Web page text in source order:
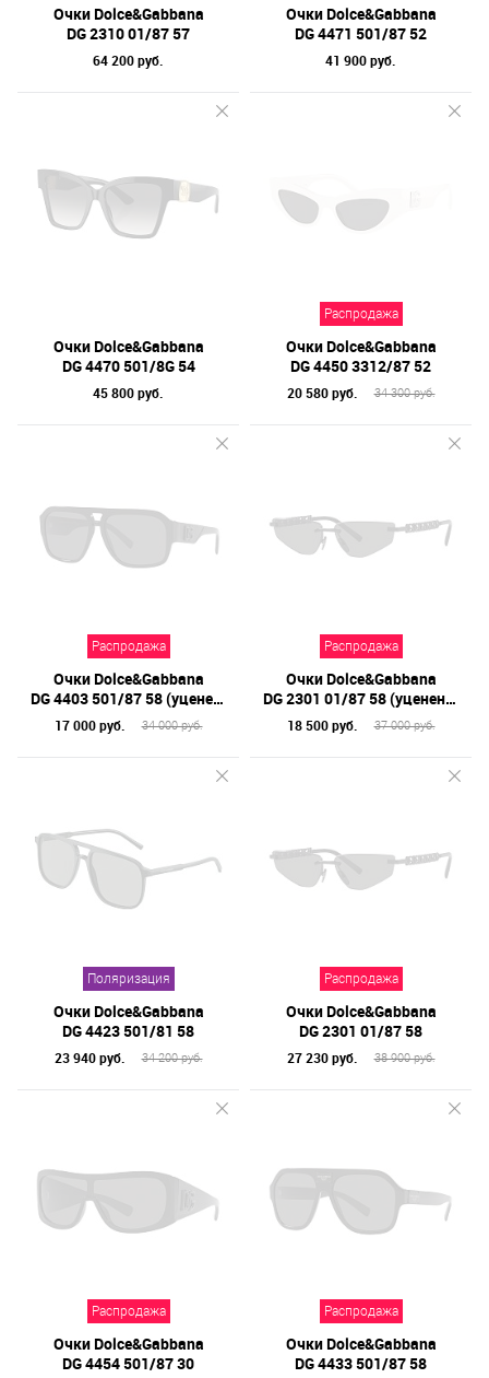
Очки Dolce&Gabbana
DG 2310 01/87 57
64 200 руб.
Очки Dolce&Gabbana
DG 4471 501/87 52
41 900 руб.
Очки Dolce&Gabbana
DG 4470 501/8G 54
45 800 руб.
Распродажа
Очки Dolce&Gabbana
DG 4450 3312/87 52
20 580 руб. 34 300 руб.
Распродажа
Очки Dolce&Gabbana
DG 4403 501/87 58 (уценено)
17 000 руб. 34 000 руб.
Распродажа
Очки Dolce&Gabbana
DG 2301 01/87 58 (уценено)
18 500 руб. 37 000 руб.
Поляризация
Очки Dolce&Gabbana
DG 4423 501/81 58
23 940 руб. 34 200 руб.
Распродажа
Очки Dolce&Gabbana
DG 2301 01/87 58
27 230 руб. 38 900 руб.
Распродажа
Очки Dolce&Gabbana
DG 4454 501/87 30
Распродажа
Очки Dolce&Gabbana
DG 4433 501/87 58